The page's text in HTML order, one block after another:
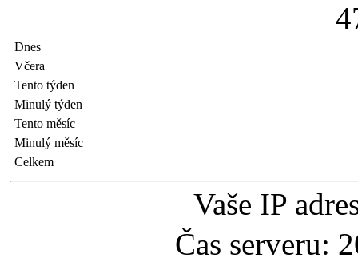
4
Dnes
Včera
Tento týden
Minulý týden
Tento měsíc
Minulý měsíc
Celkem
Vaše IP
Čas serveru: